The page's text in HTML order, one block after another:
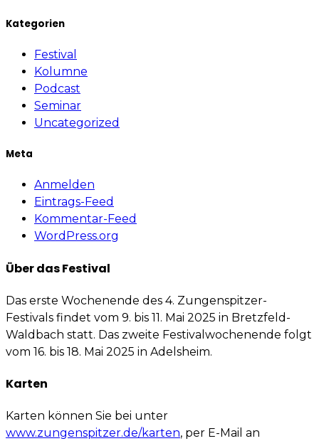
Kategorien
Festival
Kolumne
Podcast
Seminar
Uncategorized
Meta
Anmelden
Eintrags-Feed
Kommentar-Feed
WordPress.org
Über das Festival
Das erste Wochenende des 4. Zungenspitzer-
Festivals findet vom 9. bis 11. Mai 2025 in Bretzfeld-
Waldbach statt. Das zweite Festivalwochenende folgt
vom 16. bis 18. Mai 2025 in Adelsheim.
Karten
Karten können Sie bei unter
www.zungenspitzer.de/karten, per E-Mail an